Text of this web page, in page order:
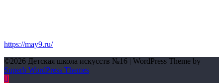
https://may9.ru/
©2026 Детская школа искусств №16 | WordPress Theme by
Superb WordPress Themes